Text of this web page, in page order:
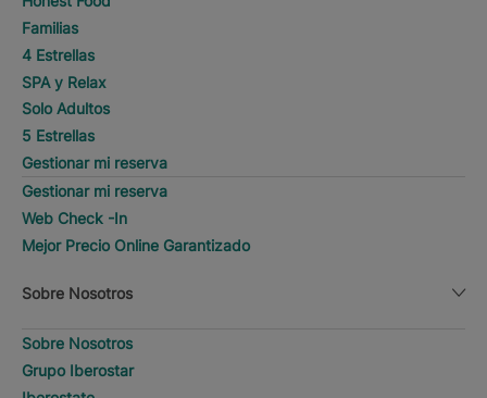
Familias
4 Estrellas
SPA y Relax
Solo Adultos
5 Estrellas
Gestionar mi reserva
Gestionar mi reserva
Web Check -In
Mejor Precio Online Garantizado
Sobre Nosotros
Sobre Nosotros
Grupo Iberostar